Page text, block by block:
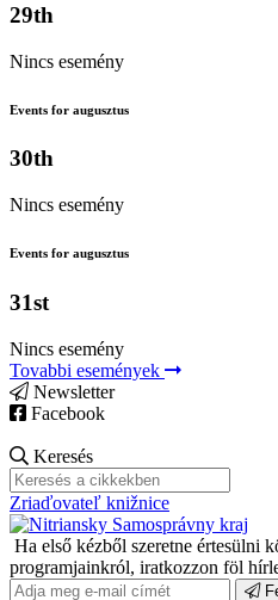
29th
Nincs esemény
Events for augusztus
30th
Nincs esemény
Events for augusztus
31st
Nincs esemény
Tovabbi események
Newsletter
Facebook
Keresés
Zriaďovateľ knižnice
Ha első kézből szeretne értesülni
programjainkról, iratkozzon föl